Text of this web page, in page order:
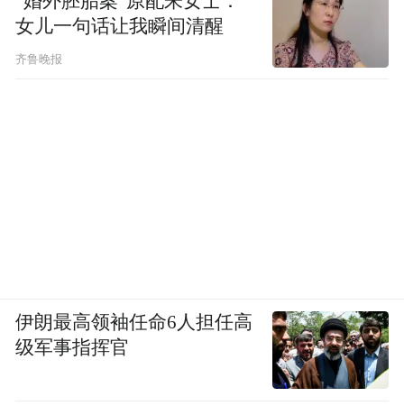
落地，这个一定是市场化的。我刚才说了，
一定在公正、公开、透明、规范前提下，才
女儿一句话让我瞬间清醒
齐鲁晚报
伊朗最高领袖任命6人担任高
级军事指挥官